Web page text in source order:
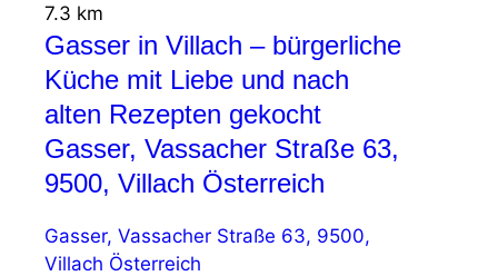
7.3 km
Gasser in Villach – bürgerliche
Küche mit Liebe und nach
alten Rezepten gekocht
Gasser, Vassacher Straße 63,
9500, Villach Österreich
Gasser, Vassacher Straße 63, 9500,
Villach Österreich